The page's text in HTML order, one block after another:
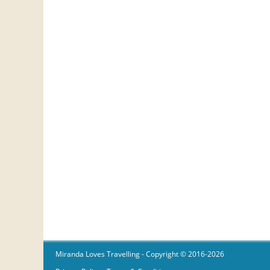
Miranda Loves Travelling- Copyright © 2016-2026